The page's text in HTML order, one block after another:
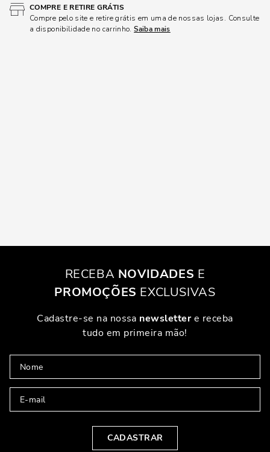
COMPRE E RETIRE GRÁTIS
Compre pelo site e retire grátis em uma de nossas lojas. Consulte
a disponibilidade no carrinho.Saiba mais
RECEBA NOVIDADES E
PROMOÇÕES EXCLUSIVAS
Cadastre-se na nossa newslettere receba
tudo em primeira mão!
CADASTRAR